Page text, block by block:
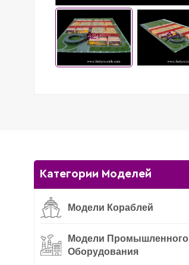
Категории Моделей
Модели Кораблей
Модели Промышленного
Оборудования